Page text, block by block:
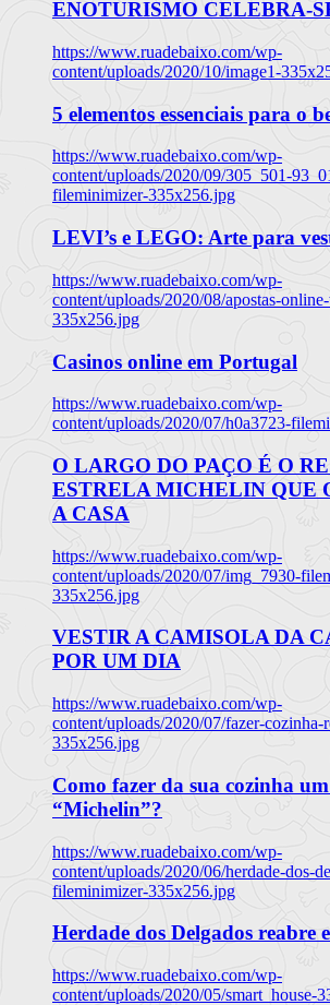
ENOTURISMO CELEBRA-
https://www.ruadebaixo.com/wp-
content/uploads/2020/10/image1-
5 elementos essenciais para o
https://www.ruadebaixo.com/wp-
content/uploads/2020/09/305_501-
fileminimizer-335x256.jpg
LEVI’s e LEGO: Arte para
https://www.ruadebaixo.com/wp-
content/uploads/2020/08/apostas-
335x256.jpg
Casinos online em Portugal
https://www.ruadebaixo.com/wp-
content/uploads/2020/07/h0a3723-
O LARGO DO PAÇO É O
ESTRELA MICHELIN QUE
A CASA
https://www.ruadebaixo.com/wp-
content/uploads/2020/07/img_7930-
335x256.jpg
VESTIR A CAMISOLA DA
POR UM DIA
https://www.ruadebaixo.com/wp-
content/uploads/2020/07/fazer-cozinha-
335x256.jpg
Como fazer da sua cozinha
“Michelin”?
https://www.ruadebaixo.com/wp-
content/uploads/2020/06/herdade-dos-
fileminimizer-335x256.jpg
Herdade dos Delgados reabre
https://www.ruadebaixo.com/wp-
content/uploads/2020/05/smart_house-